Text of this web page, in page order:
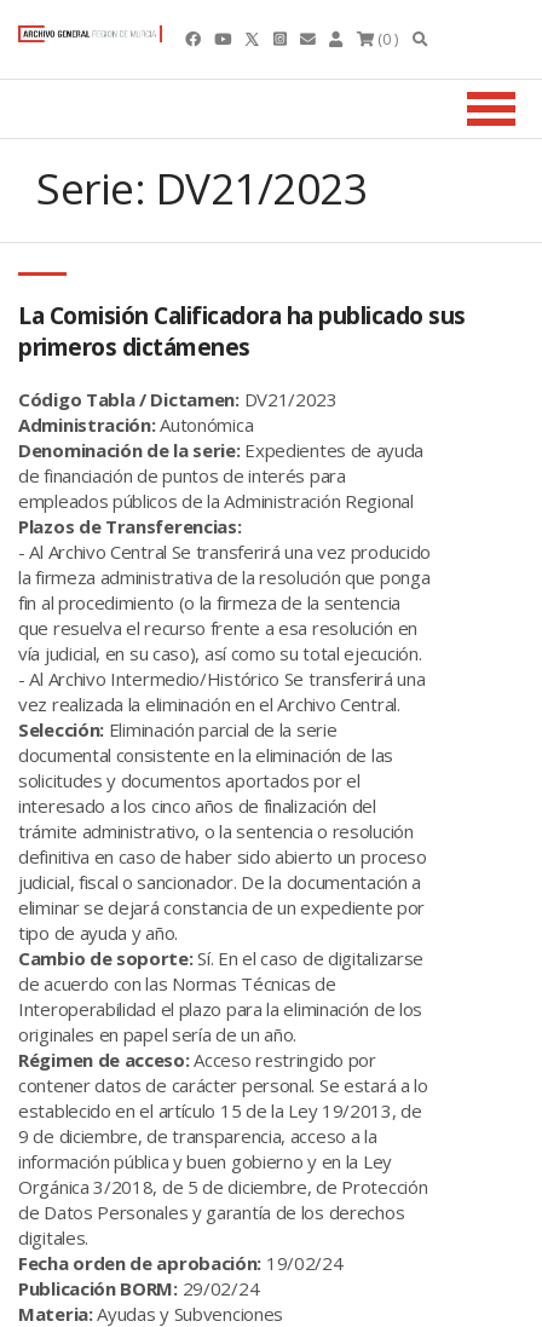
(0 )
Serie: DV21/2023
La Comisión Calificadora ha publicado sus
primeros dictámenes
Código Tabla / Dictamen:DV21/2023
Administración:Autonómica
Denominación de la serie:Expedientes de ayuda
de financiación de puntos de interés para
empleados públicos de la Administración Regional
Plazos de Transferencias:
- Al Archivo Central Se transferirá una vez producido
la firmeza administrativa de la resolución que ponga
fin al procedimiento (o la firmeza de la sentencia
que resuelva el recurso frente a esa resolución en
vía judicial, en su caso), así como su total ejecución.
- Al Archivo Intermedio/Histórico Se transferirá una
vez realizada la eliminación en el Archivo Central.
Selección: Eliminación parcial de la serie
documental consistente en la eliminación de las
solicitudes y documentos aportados por el
interesado a los cinco años de finalización del
trámite administrativo, o la sentencia o resolución
definitiva en caso de haber sido abierto un proceso
judicial, fiscal o sancionador. De la documentación a
eliminar se dejará constancia de un expediente por
tipo de ayuda y año.
Cambio de soporte:Sí. En el caso de digitalizarse
de acuerdo con las Normas Técnicas de
Interoperabilidad el plazo para la eliminación de los
originales en papel sería de un año.
Régimen de acceso:Acceso restringido por
contener datos de carácter personal. Se estará a lo
establecido en el artículo 15 de la Ley 19/2013, de
9 de diciembre, de transparencia, acceso a la
información pública y buen gobierno y en la Ley
Orgánica 3/2018, de 5 de diciembre, de Protección
de Datos Personales y garantía de los derechos
digitales.
Fecha orden de aprobación: 19/02/24
Publicación BORM:29/02/24
Materia:Ayudas y Subvenciones